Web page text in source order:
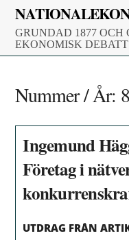
Skip
content
GRUNDAD 1877 OCH
EKONOMISK
Nummer / År:
Ingemund
Företag i
UTDRAG FRÅN